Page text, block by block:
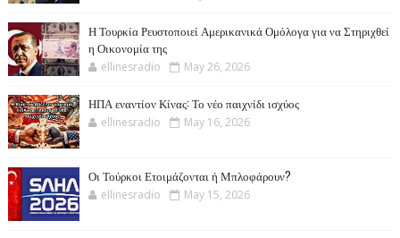
Η Τουρκία Ρευστοποιεί Αμερικανικά Ομόλογα για να Στηριχθεί
η Οικονομία της
ellinesradio May 26, 2026
ΗΠΑ εναντίον Κίνας: Το νέο παιχνίδι ισχύος
ellinesradio May 16, 2026
Οι Τούρκοι Ετοιμάζονται ή Μπλοφάρουν?
ellinesradio May 15, 2026